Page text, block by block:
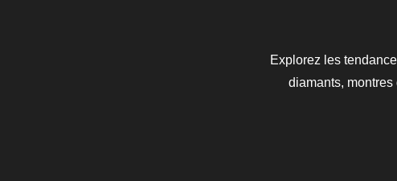
Explorez les
diamants,